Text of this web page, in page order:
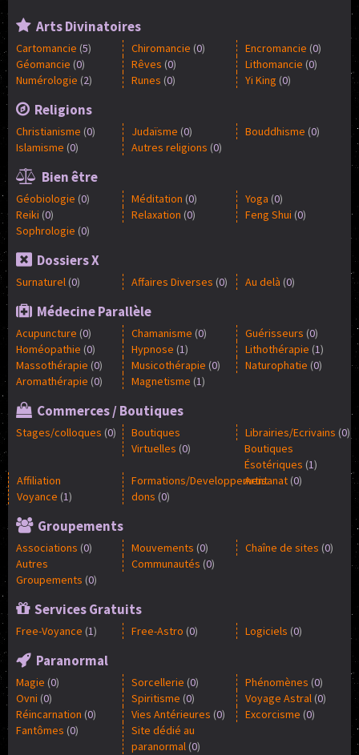
Arts Divinatoires
Cartomancie (5) Chiromancie (0) Encromancie (0)
Géomancie (0) Rêves (0) Lithomancie (0)
Numérologie (2) Runes (0) Yi King (0)
Religions
Christianisme (0) Judaïsme (0) Bouddhisme (0)
Islamisme (0) Autres religions (0)
Bien être
Géobiologie (0) Méditation (0) Yoga (0)
Reiki (0) Relaxation (0) Feng Shui (0)
Sophrologie (0)
Dossiers X
Surnaturel (0) Affaires Diverses (0) Au delà (0)
Médecine Parallèle
Acupuncture (0) Chamanisme (0) Guérisseurs (0)
Homéopathie (0) Hypnose (1) Lithothérapie (1)
Massothérapie (0) Musicothérapie (0) Naturophatie (0)
Aromathérapie (0) Magnetisme (1)
Commerces / Boutiques
Stages/colloques (0)
Boutiques
Virtuelles (0)
Librairies/Ecrivains (0)
Boutiques
Ésotériques (1)
Affiliation
Voyance (1)
Formations/Developpement
dons (0)
Artisanat (0)
Groupements
Associations (0) Mouvements (0) Chaîne de sites (0)
Autres
Groupements (0)
Communautés (0)
Services Gratuits
Free-Voyance (1) Free-Astro (0) Logiciels (0)
Paranormal
Magie (0) Sorcellerie (0) Phénomènes (0)
Ovni (0) Spiritisme (0) Voyage Astral (0)
Réincarnation (0) Vies Antérieures (0) Excorcisme (0)
Fantômes (0)
Site dédié au
paranormal(0)